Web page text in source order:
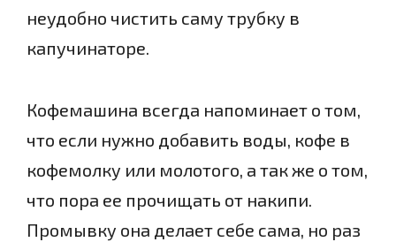
неудобно чистить саму трубку в
капучинаторе.
Кофемашина всегда напоминает о том,
что если нужно добавить воды, кофе в
кофемолку или молотого, а так же о том,
что пора ее прочищать от накипи.
Промывку она делает себе сама, но раз